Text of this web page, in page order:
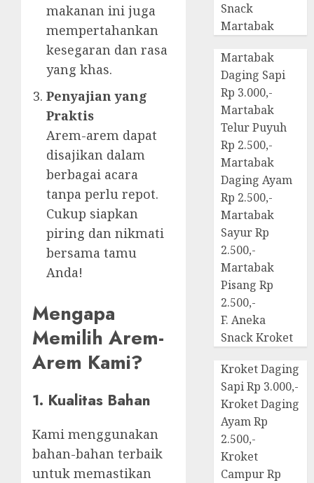
makanan ini juga
mempertahankan
kesegaran dan rasa
yang khas.
Penyajian yang
Praktis
Arem-arem dapat
disajikan dalam
berbagai acara
tanpa perlu repot.
Cukup siapkan
piring dan nikmati
bersama tamu
Anda!
Mengapa
Memilih Arem-
Arem Kami?
1. Kualitas Bahan
Kami menggunakan
bahan-bahan terbaik
untuk memastikan
Snack
Martabak
Martabak
Daging Sapi
Rp 3.000,-
Martabak
Telur Puyuh
Rp 2.500,-
Martabak
Daging Ayam
Rp 2.500,-
Martabak
Sayur Rp
2.500,-
Martabak
Pisang Rp
2.500,-
F. Aneka
Snack Kroket
Kroket Daging
Sapi Rp 3.000,-
Kroket Daging
Ayam Rp
2.500,-
Kroket
Campur Rp